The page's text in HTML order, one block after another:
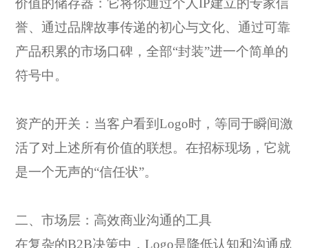
价值的储存器：它将你通过个人IP建立的专家信
誉、通过品牌故事传递的初心与文化、通过可靠
产品积累的市场口碑，全部“封装”进一个简单的
符号中。
资产的开关：当客户看到Logo时，等同于瞬间激
活了对上述所有价值的联想。在招标现场，它就
是一个无声的“信任状”。
二、市场层：高效商业沟通的工具
在复杂的B2B决策中，Logo是降低认知和沟通成